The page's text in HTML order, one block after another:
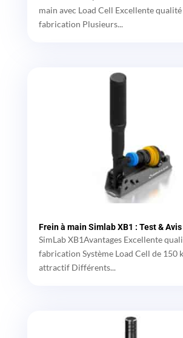
main avec Load Cell Excellente qualité
fabrication Plusieurs...
Frein à main Simlab XB1 : Test & Avis
SimLab XB1Avantages Excellente
fabrication Système Load Cell de 150
attractif Différents...